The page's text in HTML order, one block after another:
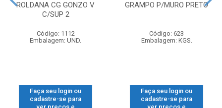
ROLDANA CG GONZO V
C/SUP 2
Código: 1112
Embalagem: UND.
Faça seu login ou
cadastre-se para
GRAMPO P/MURO PRETO
Código: 623
Embalagem: KGS.
Faça seu login ou
cadastre-se para